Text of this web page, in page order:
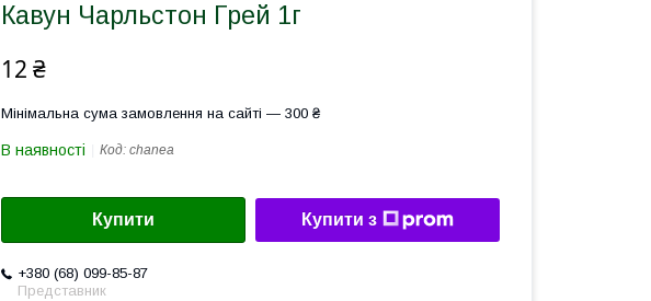
Кавун Чарльстон Грей 1г
12 ₴
Мінімальна сума замовлення на сайті — 300 ₴
В наявності Код: chanea
Купити Купити з
+380 (68) 099-85-87
Представник